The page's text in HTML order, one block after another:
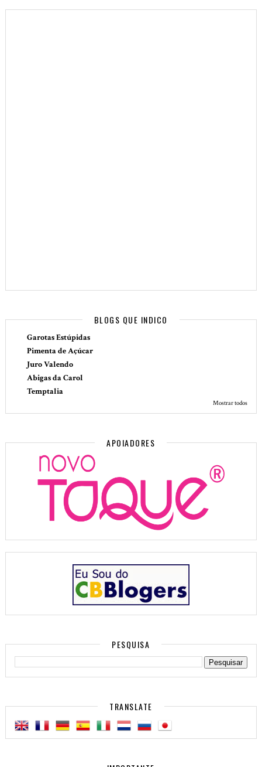
BLOGS QUE INDICO
Garotas Estúpidas
Pimenta de Açúcar
Juro Valendo
Abigas da Carol
Temptalia
Mostrar todos
APOIADORES
PESQUISA
TRANSLATE